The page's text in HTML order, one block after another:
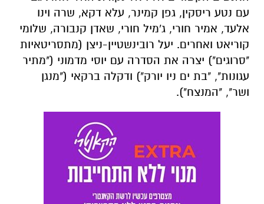
עם נטע ריסקין, גפן קמינר, עלא דקא, שרה וינו
אלעד, אמיר חורי, ג'מיל חורי, שאדן קנבורה, שלומי
קוריאט ואחרים. יעל רובינשטיין-ניצן (מתסריטאיות
"סרוגים") יצרה את הסדרה עם יוסי מדמוני ("מתיר
עגונות", "בת ים ניו יורק") ודקלה ברקאי ("מנגן
ושר", "המנצח").